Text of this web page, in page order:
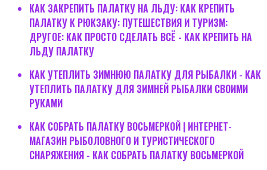
КАК ЗАКРЕПИТЬ ПАЛАТКУ НА ЛЬДУ: КАК КРЕПИТЬ
ПАЛАТКУ К РЮКЗАКУ: ПУТЕШЕСТВИЯ И ТУРИЗМ:
ДРУГОЕ: КАК ПРОСТО СДЕЛАТЬ ВСЁ - КАК КРЕПИТЬ НА
ЛЬДУ ПАЛАТКУ
КАК УТЕПЛИТЬ ЗИМНЮЮ ПАЛАТКУ ДЛЯ РЫБАЛКИ - КАК
УТЕПЛИТЬ ПАЛАТКУ ДЛЯ ЗИМНЕЙ РЫБАЛКИ СВОИМИ
РУКАМИ
КАК СОБРАТЬ ПАЛАТКУ ВОСЬМЕРКОЙ | ИНТЕРНЕТ-
МАГАЗИН РЫБОЛОВНОГО И ТУРИСТИЧЕСКОГО
СНАРЯЖЕНИЯ - КАК СОБРАТЬ ПАЛАТКУ ВОСЬМЕРКОЙ